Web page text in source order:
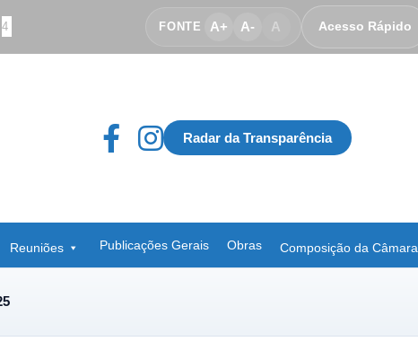
4 FONTE A+ A- A Acesso Rápido
Radar da Transparência
Reuniões Publicações Gerais Obras Composição da Câmara